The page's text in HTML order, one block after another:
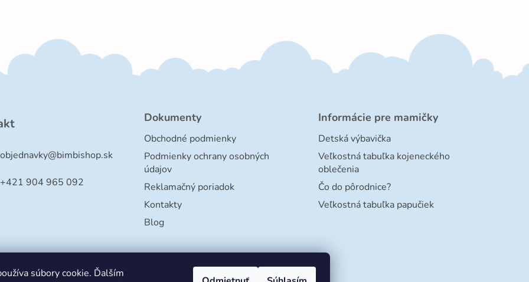
súbory cookie. Ďalším
objednavky@bimbishop.sk
+421 904 965 092
Dokumenty
Obchodné podmienky
Podmienky ochrany osobných
údajov
Reklamačný poriadok
Kontakty
Blog
Informácie pre mamičky
Detská výbavička
Veľkostná tabuľka kojeneckého
oblečenia
Čo do pôrodnice?
Veľkostná tabuľka papučiek